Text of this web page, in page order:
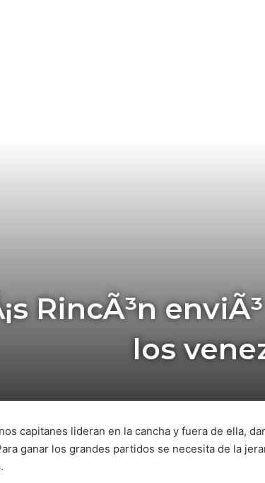
RincÃ³n
los
capitanes lideran en la cancha y fuera de ella,
ganar los grandes partidos se necesita de la
.